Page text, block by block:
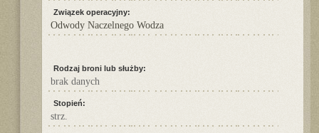
Związek operacyjny:
Odwody Naczelnego Wodza
Rodzaj broni lub służby:
brak danych
Stopień:
strz.